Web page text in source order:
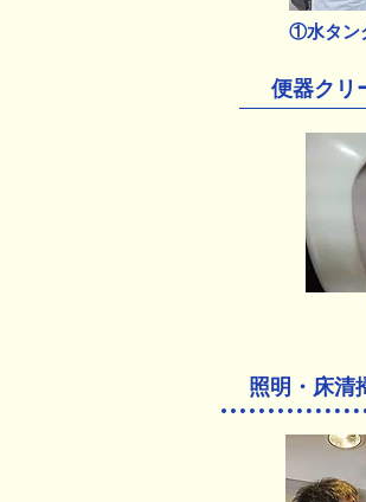
①水タン
便器クリ
照明・床清